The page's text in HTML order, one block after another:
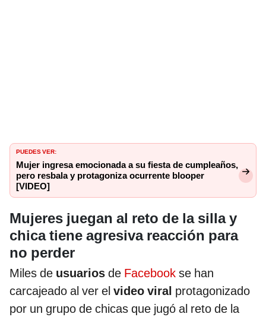
PUEDES VER:
Mujer ingresa emocionada a su fiesta de cumpleaños,
pero resbala y protagoniza ocurrente blooper
[VIDEO]
Mujeres juegan al reto de la silla y
chica tiene agresiva reacción para
no perder
Miles de usuarios de Facebook se han
carcajeado al ver el video viral protagonizado
por un grupo de chicas que jugó al reto de la